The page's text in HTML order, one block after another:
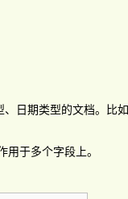
日期类型的文档。比
于多个字段上。